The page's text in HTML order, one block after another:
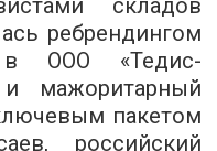
складов
ребрендингом
в ООО «Тедис-
и мажоритарный
пакетом
российский